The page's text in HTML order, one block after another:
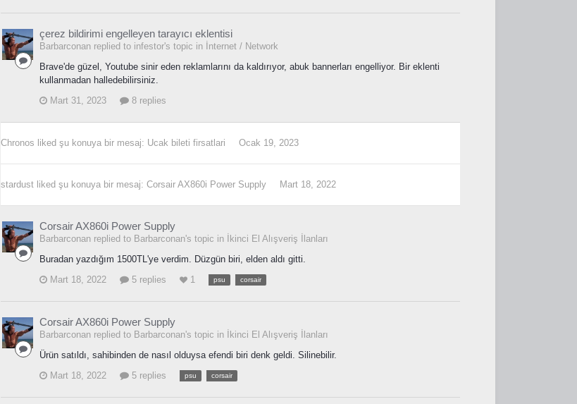
çerez bildirimi engelleyen tarayıcı eklentisi
Barbarconan replied to infestor's topic in İnternet / Network
Brave'de güzel, Youtube sinir eden reklamlarını da kaldırıyor, abuk bannerları engelliyor. Bir eklenti
kullanmadan halledebilirsiniz.
Mart 31, 2023
8 replies
Chronos liked şu konuya bir mesaj: Ucak bileti firsatlari Ocak 19, 2023
stardustliked şu konuya bir mesaj: Corsair AX860i Power Supply Mart 18, 2022
Corsair AX860i Power Supply
Barbarconan replied to Barbarconan's topic in İkinci El Alışveriş İlanları
Buradan yazdığım 1500TL'ye verdim. Düzgün biri, elden aldı gitti.
Mart 18, 2022
5 replies 1 psu corsair
Corsair AX860i Power Supply
Barbarconan replied to Barbarconan's topic in İkinci El Alışveriş İlanları
Ürün satıldı, sahibinden de nasıl olduysa efendi biri denk geldi. Silinebilir.
Mart 18, 2022
5 replies psu corsair